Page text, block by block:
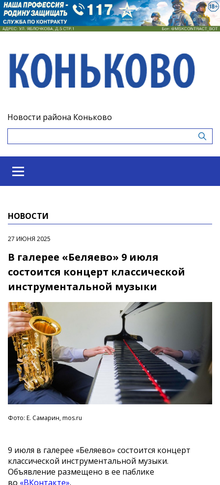
Новости района Коньково
НОВОСТИ
27 ИЮНЯ 2025
В галерее «Беляево» 9 июля
состоится концерт классической
инструментальной музыки
Фото: Е. Самарин, mos.ru
9 июля в галерее «Беляево» состоится концерт
классической инструментальной музыки.
Объявление размещено в ее паблике
во «ВКонтакте».